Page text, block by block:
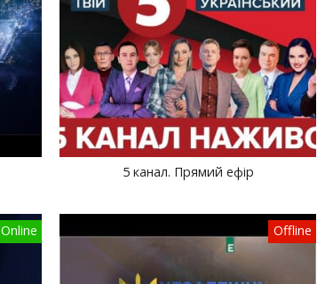
5 канал. Прямий ефір
Online Offline